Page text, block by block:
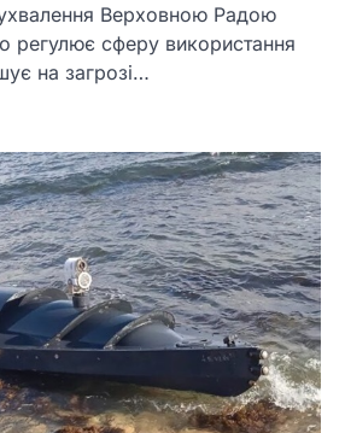
ухвалення Верховною Радою
регулює сферу використання
на загрозі…